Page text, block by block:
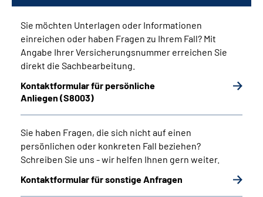
Sie möchten Unterlagen oder Informationen
einreichen oder haben Fragen zu Ihrem Fall? Mit
Angabe Ihrer Versicherungsnummer erreichen Sie
direkt die Sachbearbeitung.
Kontaktformular für persönliche
Anliegen (S8003)
Sie haben Fragen, die sich nicht auf einen
persönlichen oder konkreten Fall beziehen?
Schreiben Sie uns - wir helfen Ihnen gern weiter.
Kontaktformular für sonstige Anfragen